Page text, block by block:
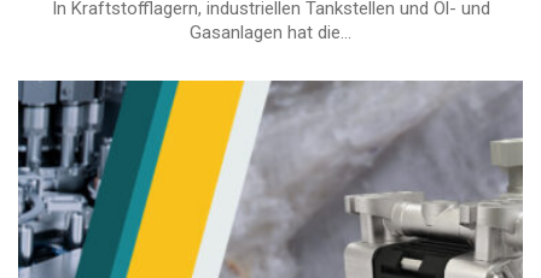
In Kraftstofflagern, industriellen Tankstellen und Öl- und
Gasanlagen hat die...